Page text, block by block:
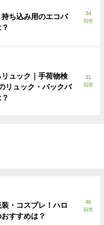
ち込み用のエコバ
34
回答
ュック｜手荷物検
リュック・バックパ
31
回答
・コスプレ！ハロ
すすめは？
46
回答